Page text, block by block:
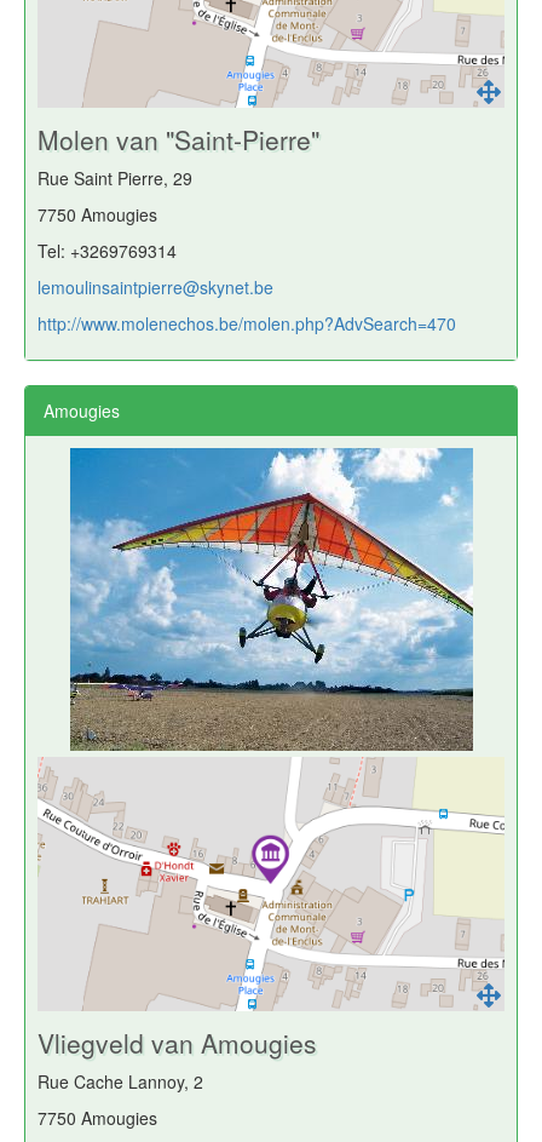
Molen van "Saint-Pierre"
Rue Saint Pierre, 29
7750 Amougies
Tel: +3269769314
lemoulinsaintpierre@skynet.be
http://www.molenechos.be/molen.php?AdvSearch=470
Amougies
Vliegveld van Amougies
Rue Cache Lannoy, 2
7750 Amougies